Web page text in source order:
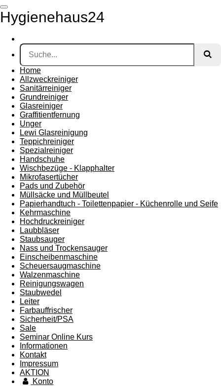
Zum
Hauptinhalt
springen
Hygienehaus24
Home
Allzweckreiniger
Sanitärreiniger
Grundreiniger
Glasreiniger
Graffitientfernung
Unger
Lewi Glasreinigung
Teppichreiniger
Spezialreiniger
Handschuhe
Wischbezüge - Klapphalter
Mikrofasertücher
Pads und Zubehör
Müllsäcke und Müllbeutel
Papierhandtuch - Toilettenpapier - Küchenrolle und Seife
Kehrmaschine
Hochdruckreiniger
Laubbläser
Staubsauger
Nass und Trockensauger
Einscheibenmaschine
Scheuersaugmaschine
Walzenmaschine
Reinigungswagen
Staubwedel
Leiter
Farbauffrischer
Sicherheit/PSA
Sale
Seminar Online Kurs
Informationen
Kontakt
Impressum
AKTION
Konto